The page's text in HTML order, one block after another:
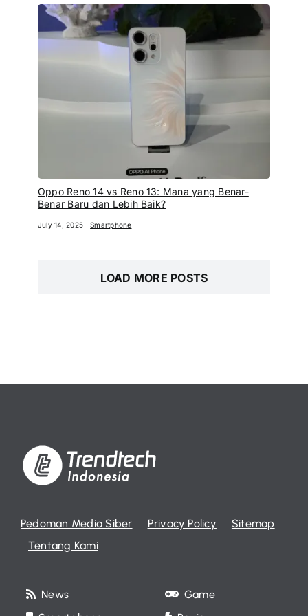
Oppo Reno 14 vs Reno 13: Mana yang Benar-
Benar Baru dan Lebih Baik?
July 14, 2025 Smartphone
LOAD MORE POSTS
Pedoman Media Siber Privacy Policy
Sitemap
Tentang Kami
News
Game